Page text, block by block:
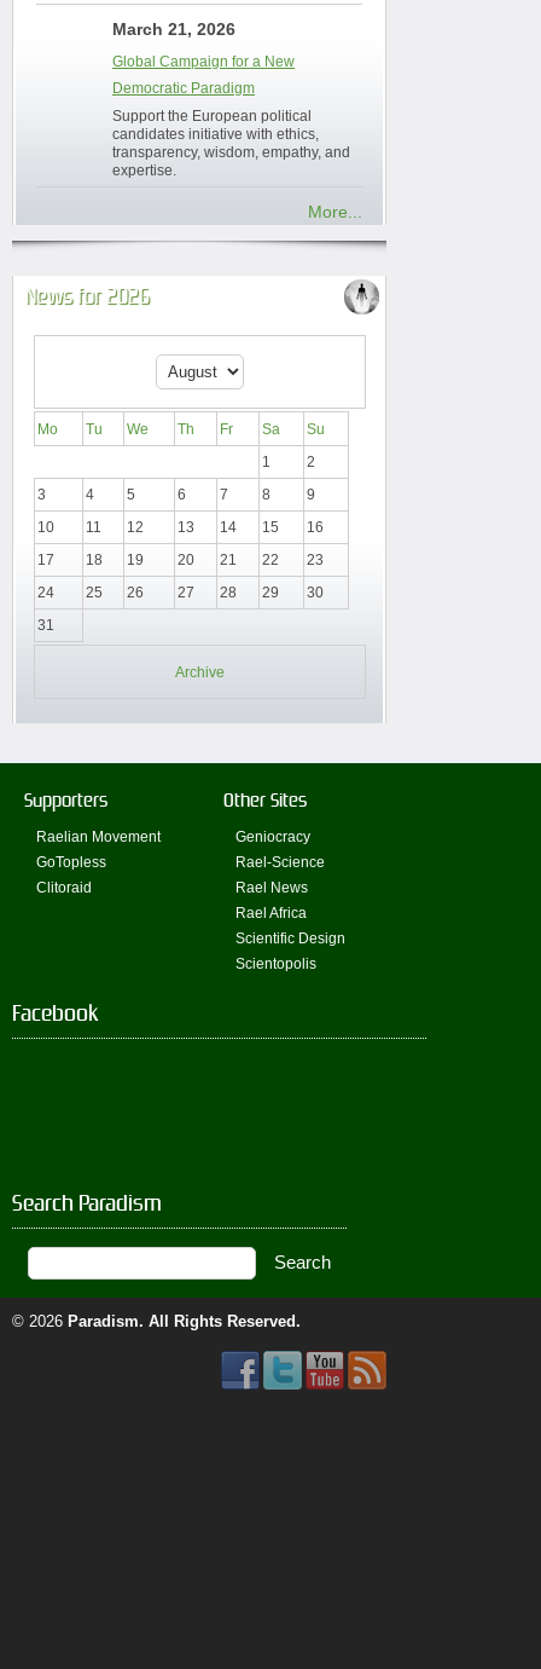
March 21, 2026
Global Campaign for a New
Democratic Paradigm
Support the European political
candidates initiative with ethics,
transparency, wisdom, empathy, and
expertise.
More...
News for 2026
Mo Tu We Th Fr Sa
Su
1
2
3
4 5 6 7 8
9
10
11 12 13 14 15
16
17
18 19 20 21 22
23
24
25 26 27 28 29
30
31
Archive
Supporters
Raelian Movement
GoTopless
Clitoraid
Other Sites
Geniocracy
Rael-Science
Rael News
Rael Africa
Scientific Design
Scientopolis
Facebook
Search Paradism
© 2026 Paradism. All Rights Reserved.